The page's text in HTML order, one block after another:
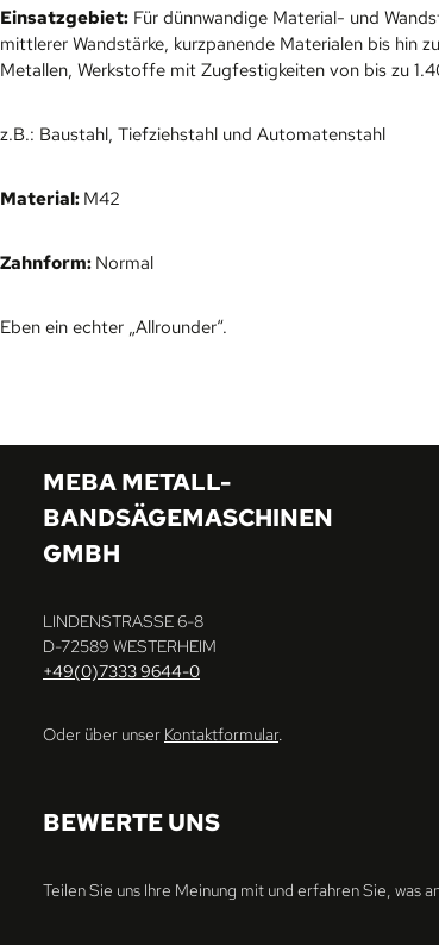
Einsatzgebiet: Für dünnwandige Material- und
mittlerer Wandstärke, kurzpanende Materialen bis hin
Metallen, Werkstoffe mit Zugfestigkeiten von bis zu
z.B.: Baustahl, Tiefziehstahl und Automatenstahl
Material: M42
Zahnform: Normal
Eben ein echter „Allrounder“.
MEBA METALL-
BANDSÄGEMASCHINEN
GMBH
LINDENSTRASSE 6-8
D-72589 WESTERHEIM
+49(0)7333 9644-0
Oder über unser Kontaktformular.
BEWERTE UNS
Teilen Sie uns Ihre Meinung mit und erfahren Sie, was